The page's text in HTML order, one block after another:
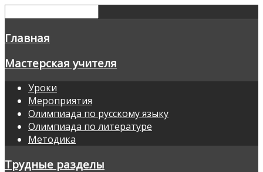
Главная
Мастерская учителя
Уроки
Мероприятия
Олимпиада по русскому языку
Олимпиада по литературе
Методика
Трудные разделы